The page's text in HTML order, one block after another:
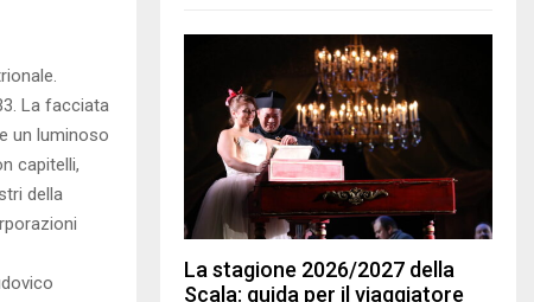
La facciata
un luminoso
capitelli,
della
La stagione 2026/2027 della
Scala: guida per il viaggiatore